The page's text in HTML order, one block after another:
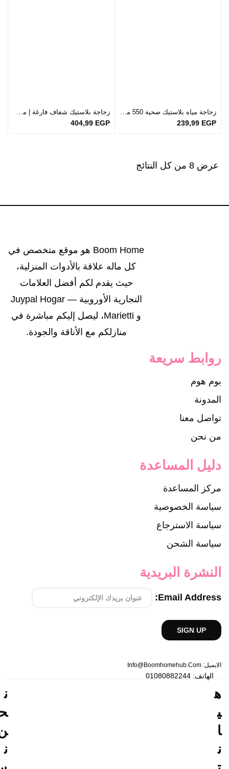
زجاجة مياه بلاستيك صحية 550 مل | إسبانية الصنع | الأكثر مبيعاً في مصر
239,99 EGP
زجاجة بلاستيك شفاف فارغة | مزودة بحامل وغطاء كبس لمنع التسرب
404,99 EGP
عرض ⁦8⁩ من كل النتائج
Boom Home هو موقع متخصص في
كل ماله علاقة بالأدوات المنزلية،
حيث يقدم لكم أفضل العلامات
التجارية الأوروبية — Juypal Hogar
و Marietti، ليصل إليكم مباشرة في
منازلكم مع الأناقة والجودة.
روابط سريعة
بوم هوم
المدونة
تواصل معنا
من نحن
دليل المساعدة
مركز المساعدة
سياسة الخصوصية
سياسة الاسترجاع
سياسة الشحن
النشرة البريدية
Email Address:
الايميل: Info@boomhomehub.com
الهاتف: 01080882244
ه
ي
ا
ن
ن
ن